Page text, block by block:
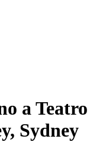
a Teatro
Sydney